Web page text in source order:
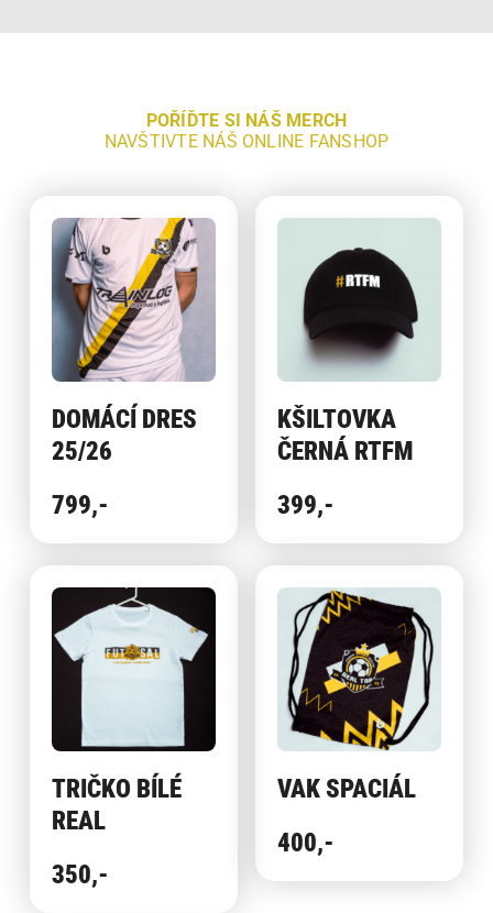
POŘÍĎTE SI NÁŠ MERCH
NAVŠTIVTE NÁŠ ONLINE FANSHOP
DOMÁCÍ DRES
25/26
799,-
KŠILTOVKA
ČERNÁ RTFM
399,-
TRIČKO BÍLÉ
REAL
350,-
VAK SPACIÁL
400,-